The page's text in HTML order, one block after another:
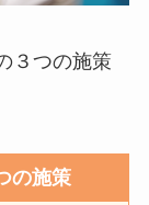
３つの施策
の施策